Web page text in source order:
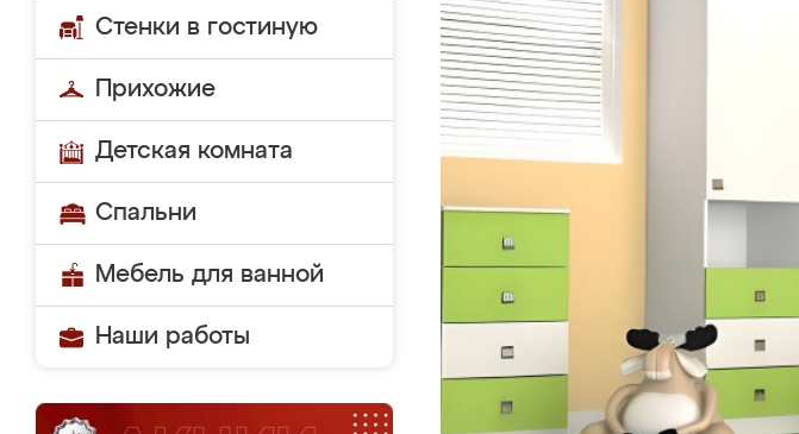
Стенки в гостиную
Прихожие
Детская комната
Спальни
Мебель для ванной
Наши работы